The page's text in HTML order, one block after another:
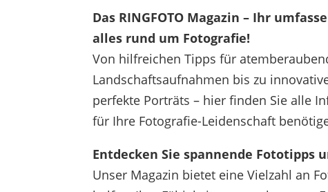
Das RINGFOTO Magazin – Ihr
alles rund um Fotografie!
Von hilfreichen Tipps für
Landschaftsaufnahmen bis zu
perfekte Porträts – hier finden Sie alle
für Ihre Fotografie-Leidenschaft
Entdecken Sie spannende Fototipps
Unser Magazin bietet eine Vielzahl an